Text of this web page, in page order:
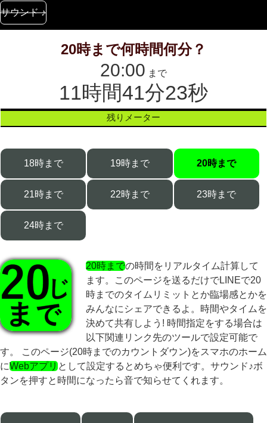
サウンド ♪
20時まで何時間何分？
20:00 まで
11時間41分23秒
残りメーター
18時まで 19時まで 20時まで
21時まで 22時まで 23時まで
24時まで
20時までの時間をリアルタイム計算して
ます。このページを送るだけでLINEで20
時までのタイムリミットとか臨場感とかを
みんなにシェアできるよ。時間やタイムを
決めて共有しよう! 時間指定をする場合は
以下関連リンク先のツールで設定可能で
す。 このページ(20時までのカウントダウン)をスマホのホーム
にWebアプリとして設定するとめちゃ便利です。サウンド♪ボ
タンを押すと時間になったら音で知らせてくれます。